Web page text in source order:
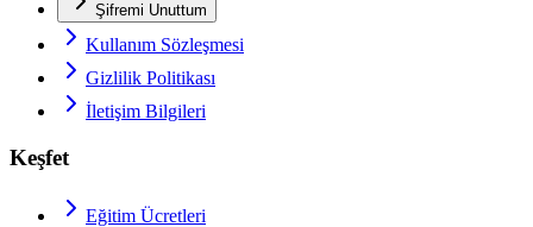
Şifremi Unuttum
Kullanım Sözleşmesi
Gizlilik Politikası
İletişim Bilgileri
Keşfet
Eğitim Ücretleri